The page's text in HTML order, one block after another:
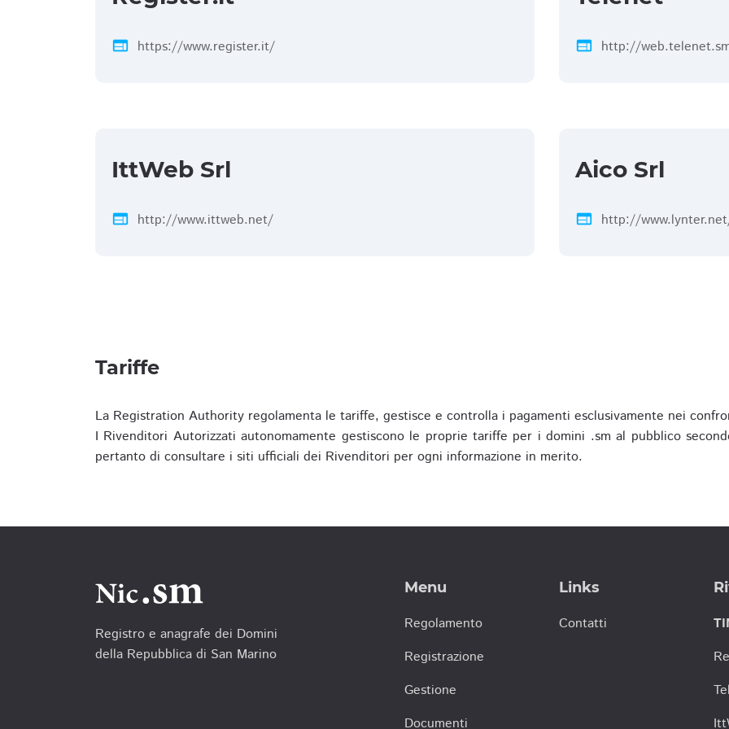
web https://www.register.it/ web http://
IttWeb Srl
web http://www.ittweb.net/
Aico Srl
web http://
Tariffe
La Registration Authority regolamenta le tariffe, gestisce e controlla i pagamenti esclusivamente nei
I Rivenditori Autorizzati autonomamente gestiscono le proprie tariffe per i domini .sm al pubblico
pertanto di consultare i siti ufficiali dei Rivenditori per ogni informazione in merito.
Registro e anagrafe dei Domini
della Repubblica di San Marino
Menu
Regolamento
Registrazione
Gestione
Documenti
Links
Contatti